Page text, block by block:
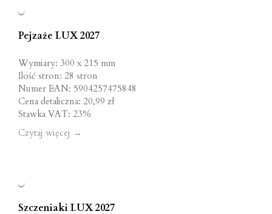
Pejzaże LUX 2027
Wymiary: 300 x 215 mm
Ilość stron: 28 stron
Numer EAN: 5904257475848
Cena detaliczna: 20,99 zł
Stawka VAT: 23%
Czytaj więcej →
Szczeniaki LUX 2027